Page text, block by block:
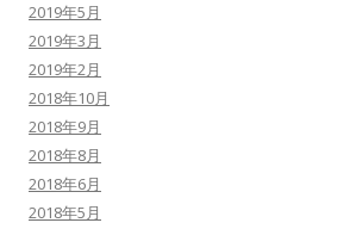
2019年5月
2019年3月
2019年2月
2018年10月
2018年9月
2018年8月
2018年6月
2018年5月